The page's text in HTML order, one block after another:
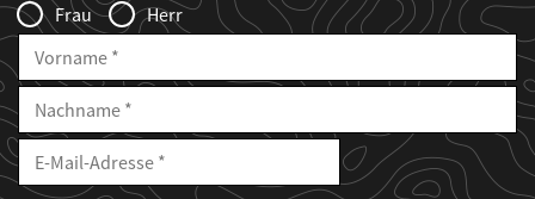
Frau
Herr
Vorname
Nachname
E-
Mailadresse
E-
Adresse